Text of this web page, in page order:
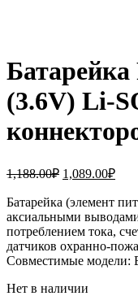
(3.6V) Li-
1,188.00₽
составляла
1,188.00₽.
1,089.00₽
Батарейка (элемент
аксиальными
потреблением тока,
датчиков охранно-
Совместимые модели:
Нет в наличии